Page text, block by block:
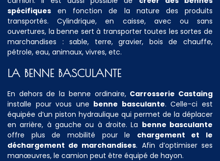
spécifiques en fonction de la nature des produits
transportés. Cylindrique, en caisse, avec ou sans
ouvertures, la benne sert à transporter toutes les sortes de
marchandises : sable, terre, gravier, bois de chauffe,
pétrole, eau, animaux, vivres, etc.
LA BENNE BASCULANTE
En dehors de la benne ordinaire, Carrosserie Castaing
installe pour vous une benne basculante. Celle-ci est
équipée d’un piston hydraulique qui permet de la déplacer
en arrière, à gauche ou à droite. La benne basculante
offre plus de mobilité pour le chargement et le
déchargement de marchandises. Afin d’optimiser ses
manœuvres, le camion peut être équipé de hayon.